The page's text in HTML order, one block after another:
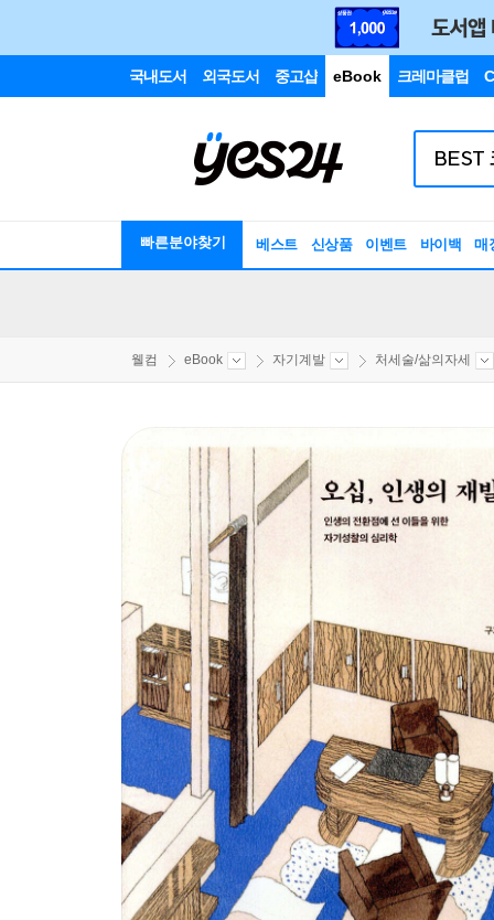
국내도서 외국도서 중고샵 eBook 크레마클럽
빠른분야찾기 베스트 신상품 이벤트 바이백 매
웰컴 eBook 자기계발 처세술/삶의자세